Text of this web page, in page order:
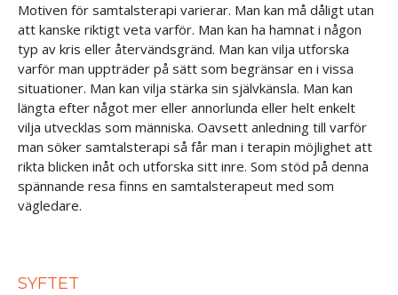
Motiven för samtalsterapi varierar. Man kan må dåligt utan
att kanske riktigt veta varför. Man kan ha hamnat i någon
typ av kris eller återvändsgränd. Man kan vilja utforska
varför man uppträder på sätt som begränsar en i vissa
situationer. Man kan vilja stärka sin självkänsla. Man kan
längta efter något mer eller annorlunda eller helt enkelt
vilja utvecklas som människa. Oavsett anledning till varför
man söker samtalsterapi så får man i terapin möjlighet att
rikta blicken inåt och utforska sitt inre. Som stöd på denna
spännande resa finns en samtalsterapeut med som
vägledare.
SYFTET